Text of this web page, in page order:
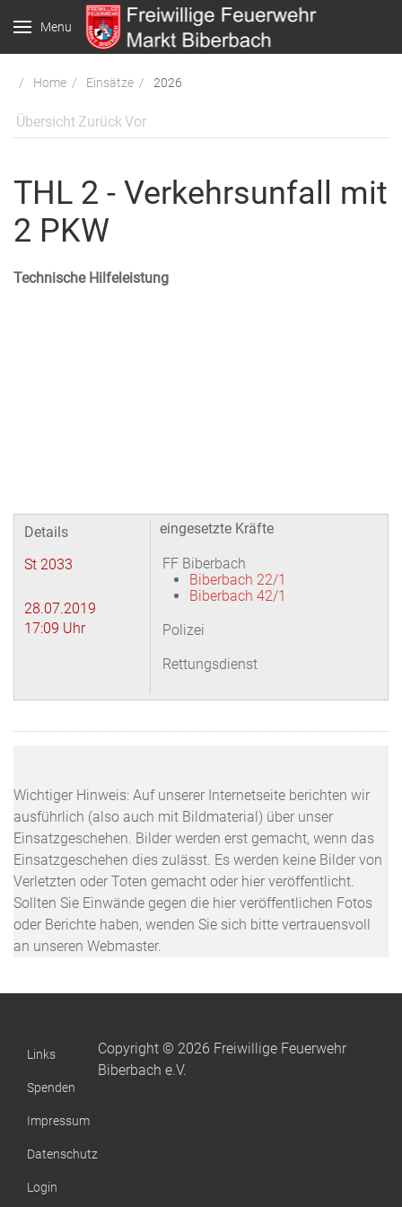
Menu
Home Einsätze 2026
Übersicht ZurückVor
THL 2 - Verkehrsunfall mit
2 PKW
Technische Hilfeleistung
Details
St 2033
28.07.2019
17:09 Uhr
eingesetzte Kräfte
FF Biberbach
Biberbach 22/1
Biberbach 42/1
Polizei
Rettungsdienst
Wichtiger Hinweis: Auf unserer Internetseite berichten wir
ausführlich (also auch mit Bildmaterial) über unser
Einsatzgeschehen. Bilder werden erst gemacht, wenn das
Einsatzgeschehen dies zulässt. Es werden keine Bilder von
Verletzten oder Toten gemacht oder hier veröffentlicht.
Sollten Sie Einwände gegen die hier veröffentlichen Fotos
oder Berichte haben, wenden Sie sich bitte vertrauensvoll
an unseren Webmaster.
Links
Spenden
Impressum
Datenschutz
Login
Copyright © 2026 Freiwillige Feuerwehr
Biberbach e.V.